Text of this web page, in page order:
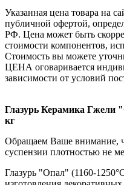
Указанная цена товара на
публичной офертой,
РФ. Цена может быть
стоимости компонентов,
Стоимость вы можете
ЦЕНА оговаривается
зависимости от условий
Глазурь Керамика Гжели
кг
Обращаем Ваше внимание,
суспензии плотностью не
Глазурь "Опал" (1160-